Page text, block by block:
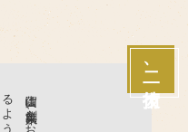
二、技術